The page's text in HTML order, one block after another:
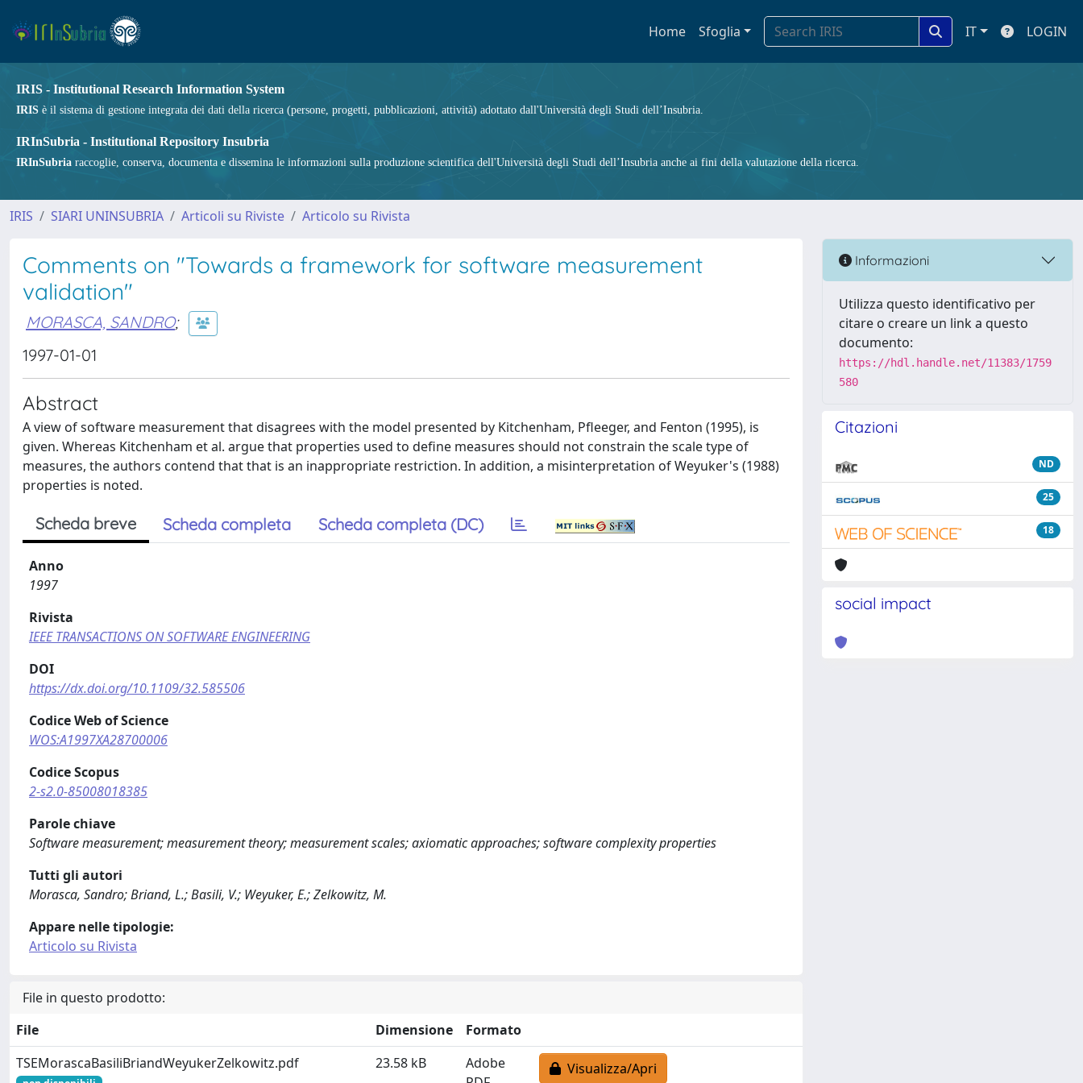
Home Sfoglia IT LOGIN
IRIS - Institutional Research Information System
IRIS è il sistema di gestione integrata dei dati della ricerca (persone, progetti, pubblicazioni, attività) adottato dall'Università degli Studi dell’Insubria.
IRInSubria - Institutional Repository Insubria
IRInSubria raccoglie, conserva, documenta e dissemina le informazioni sulla produzione scientifica dell'Università degli Studi dell’Insubria anche ai fini della valutazione della ricerca.
IRIS SIARI UNINSUBRIA Articoli su Riviste Articolo su Rivista
Comments on "Towards a framework for software measurement
validation"
MORASCA, SANDRO;
1997-01-01
Abstract
A view of software measurement that disagrees with the model presented by Kitchenham, Pfleeger, and Fenton (1995), is
given. Whereas Kitchenham et al. argue that properties used to define measures should not constrain the scale type of
measures, the authors contend that that is an inappropriate restriction. In addition, a misinterpretation of Weyuker's (1988)
properties is noted.
Scheda breve Scheda completa Scheda completa (DC)
Anno
1997
Rivista
IEEE TRANSACTIONS ON SOFTWARE ENGINEERING
DOI
https://dx.doi.org/10.1109/32.585506
Codice Web of Science
WOS:A1997XA28700006
Codice Scopus
2-s2.0-85008018385
Parole chiave
Software measurement; measurement theory; measurement scales; axiomatic approaches; software complexity properties
Tutti gli autori
Morasca, Sandro; Briand, L.; Basili, V.; Weyuker, E.; Zelkowitz, M.
Appare nelle tipologie:
Articolo su Rivista
File in questo prodotto:
File
Dimensione
Formato
TSEMorascaBasiliBriandWeyukerZelkowitz.pdf
23.58 kB
Adobe
Visualizza/Apri
Informazioni
Utilizza questo identificativo per
citare o creare un link a questo
documento:
https://hdl.handle.net/11383/1759
580
Citazioni
ND
25
18
social impact